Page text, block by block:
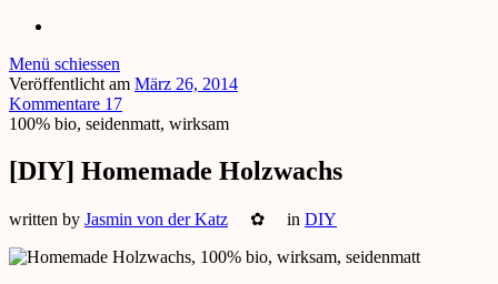
Menü schiessen
Veröffentlicht am März 26, 2014
Kommentare 17
100% bio, seidenmatt, wirksam
[DIY] Homemade Holzwachs
written by Jasmin von der Katz ✿ in DIY